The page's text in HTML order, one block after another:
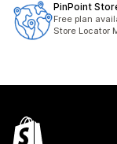
PinPoint
Free plan
Store Locator